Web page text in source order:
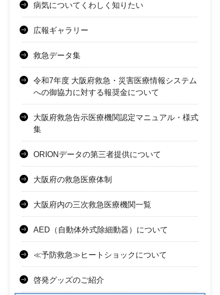
病気についてくわしく知りたい
広報ギャラリー
救急データ集
令和7年度 大阪府救急・災害医療情報システム
への御協力に対する報奨金について
大阪府救急告示医療機関認定マニュアル・様式
集
ORIONデータの第三者提供について
大阪府の救急医療体制
大阪府内の三次救急医療機関一覧
AED（自動体外式除細動器）について
≪予防救急≫ヒートショックについて
啓発グッズのご紹介